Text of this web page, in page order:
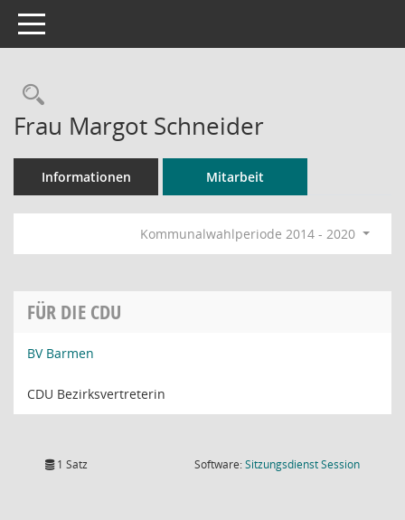
Toggle navigation
Rechercheauswahl
Frau Margot Schneider
Informationen Mitarbeit
Kommunalwahlperiode 2014 - 2020
FÜR DIE CDU
BV Barmen
CDU Bezirksvertreterin
1 Satz Software:SitzungsdienstSession(Wird in